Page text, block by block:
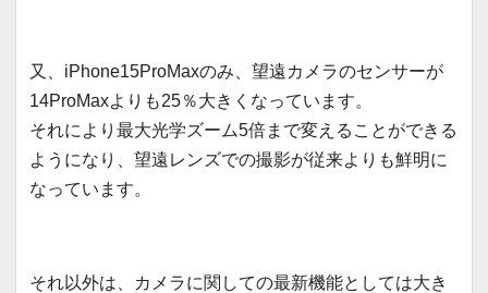
又、iPhone15ProMaxのみ、望遠カメラのセンサーが
14ProMaxよりも25％大きくなっています。
それにより最大光学ズーム5倍まで変えることができる
ようになり、望遠レンズでの撮影が従来よりも鮮明に
なっています。
それ以外は、カメラに関しての最新機能としては大き